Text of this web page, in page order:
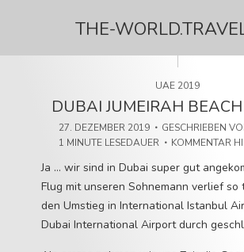
THE-
UAE 2019
DUBAI JUMEIRAH
27. DEZEMBER 2019 GESCHRIEBEN
1 MINUTE LESEDAUER
KOMMENTAR
Ja … wir sind in Dubai super gut
Flug mit unseren Sohnemann verlief so
den Umstieg in International Istanbul
Dubai International Airport durch